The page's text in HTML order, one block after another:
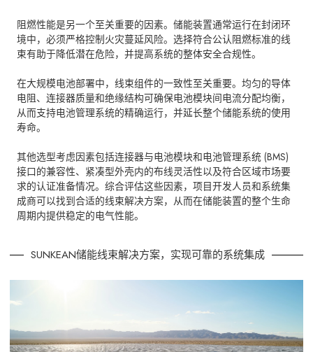
阻燃性能是另一个至关重要的因素。储能装置通常运行在封闭环
境中，必须严格控制火灾蔓延风险。选择符合公认阻燃标准的线
束有助于降低潜在危险，并提高系统的整体安全合规性。
在大规模电池部署中，线束组件的一致性至关重要。均匀的导体
电阻、连接器质量和绝缘结构可确保电池模块间电流分配均衡，
从而支持电池管理系统的精确运行，并延长整个储能系统的使用
寿命。
其他选型考虑因素包括连接器与电池模块和电池管理系统 (BMS)
接口的兼容性、紧凑型外壳内的布线灵活性以及符合区域市场要
求的认证准备情况。综合评估这些因素，项目开发人员和系统集
成商可以找到合适的线束解决方案，从而在储能装置的整个生命
周期内提供稳定的电气性能。
SUNKEAN储能线束解决方案，实现可靠的系统集成